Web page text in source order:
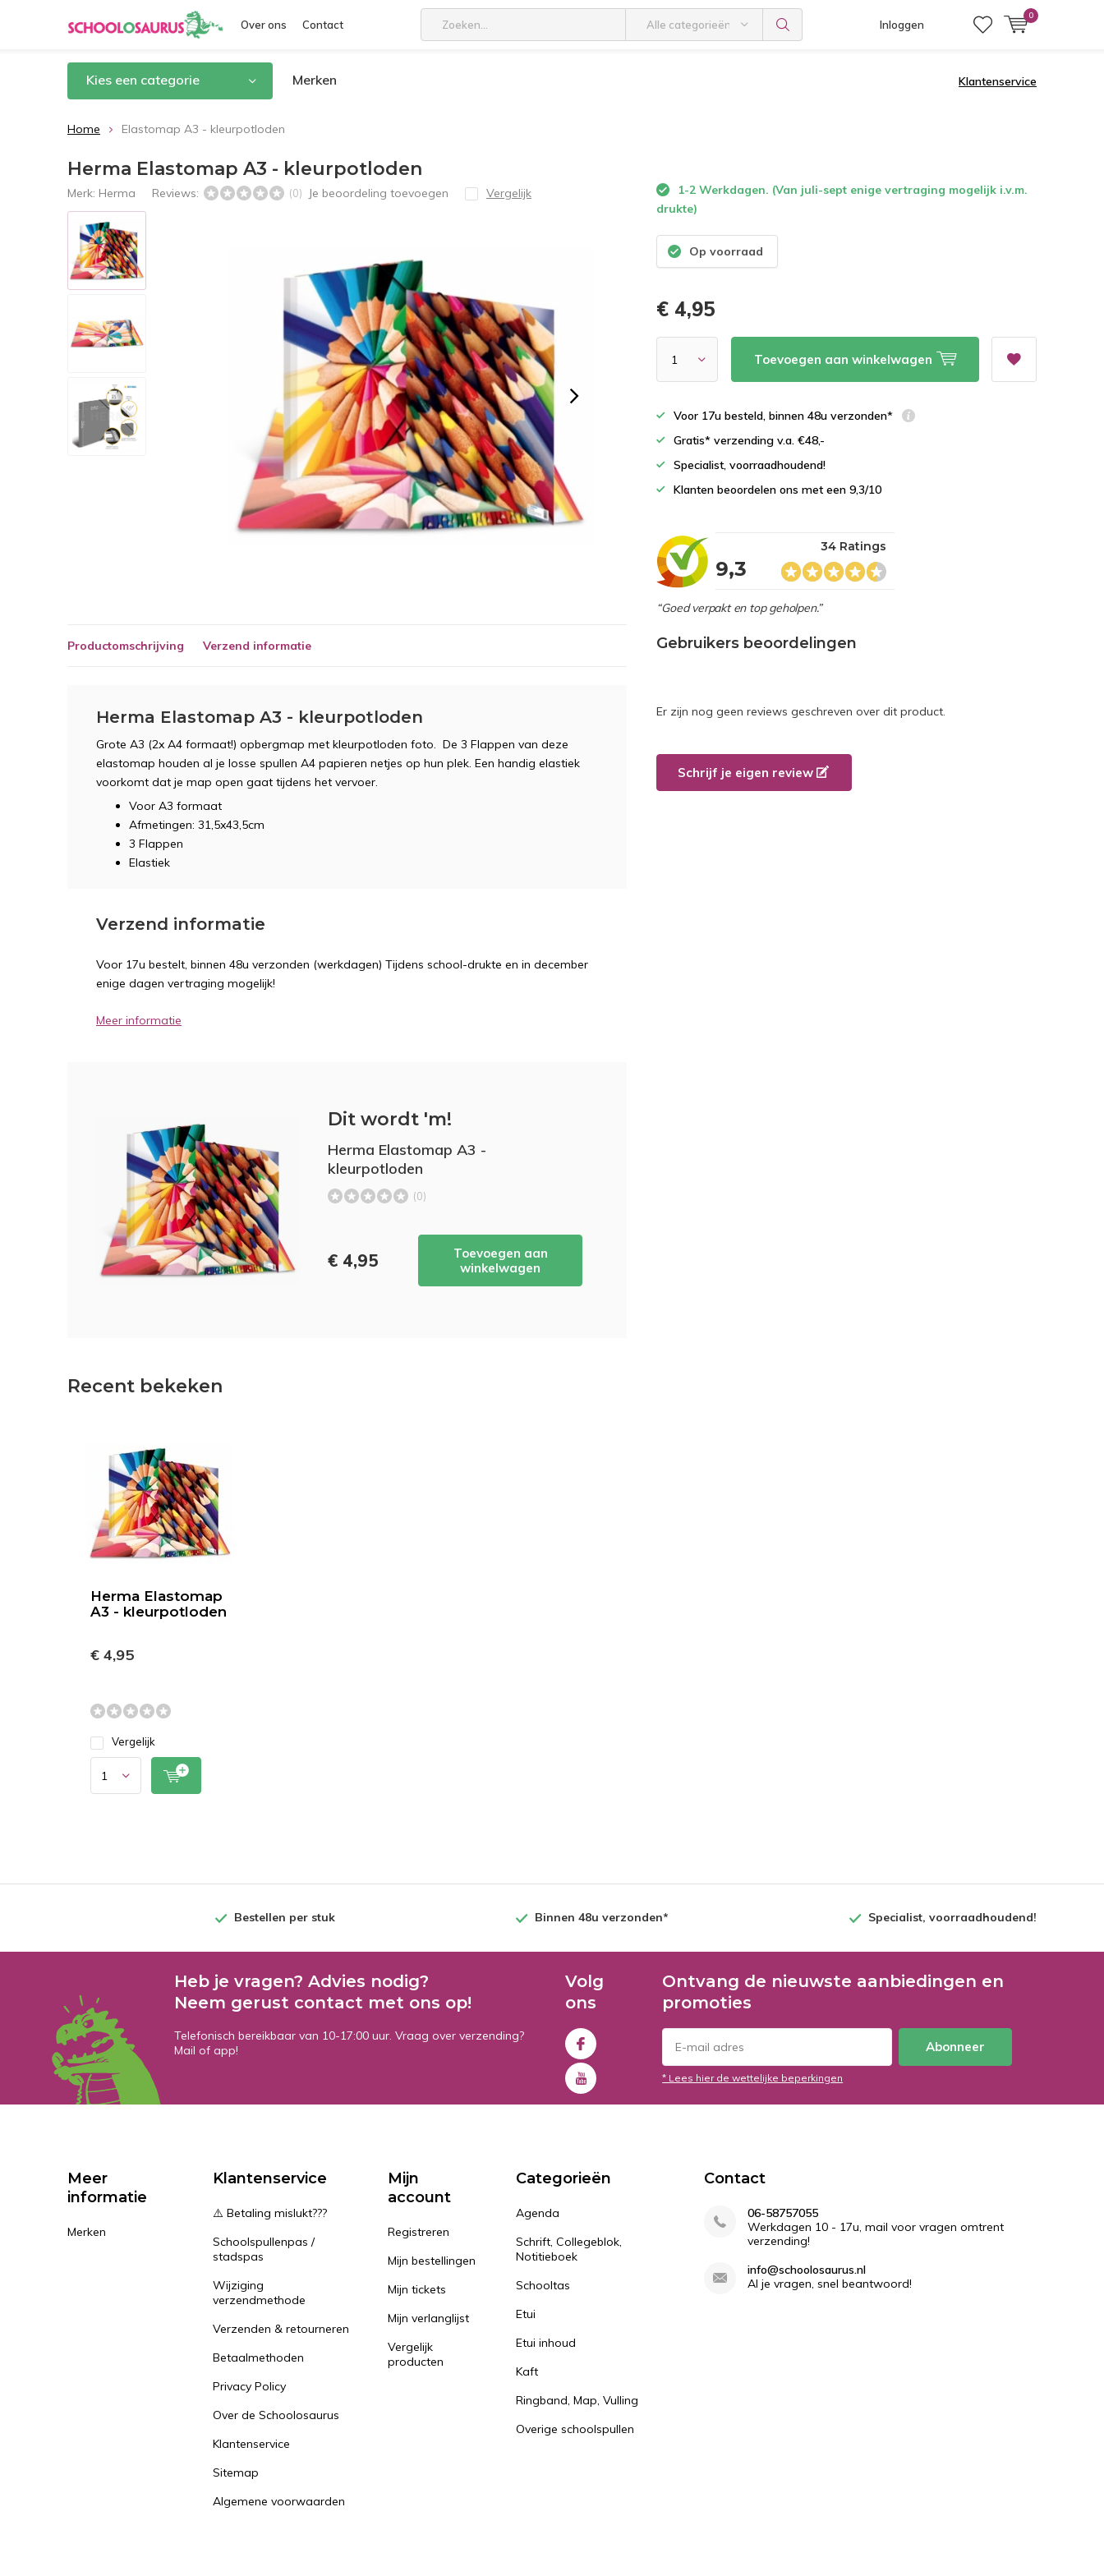
Over ons Contact Alle categorieën Inloggen
0
Kies een categorie Merken Klantenservice
Home Elastomap A3 - kleurpotloden
Herma Elastomap A3 - kleurpotloden
Merk: Herma Reviews: (0) Je beoordeling toevoegen Vergelijk
1-2 Werkdagen. (Van juli-sept enige vertraging mogelijk i.v.m.
drukte)
Op voorraad
€ 4,95
Toevoegen aan winkelwagen
Voor 17u besteld, binnen 48u verzonden*
Gratis* verzending v.a. €48,-
Specialist, voorraadhoudend!
Klanten beoordelen ons met een 9,3/10
9,3
34 Ratings
“Goed verpakt en top geholpen.”
Productomschrijving Verzend informatie
Herma Elastomap A3 - kleurpotloden
Grote A3 (2x A4 formaat!) opbergmap met kleurpotloden foto. De 3 Flappen van deze
elastomap houden al je losse spullen A4 papieren netjes op hun plek. Een handig elastiek
voorkomt dat je map open gaat tijdens het vervoer.
Voor A3 formaat
Afmetingen: 31,5x43,5cm
3 Flappen
Elastiek
Verzend informatie
Voor 17u bestelt, binnen 48u verzonden (werkdagen) Tijdens school-drukte en in december
enige dagen vertraging mogelijk!
Meer informatie
Dit wordt 'm!
Herma Elastomap A3 -
kleurpotloden
(0)
€ 4,95
Toevoegen aan
winkelwagen
Gebruikers beoordelingen
Er zijn nog geen reviews geschreven over dit product.
Schrijf je eigen review
Recent bekeken
Herma Elastomap
A3 - kleurpotloden
€ 4,95
Vergelijk
Bestellen per stuk Binnen 48u verzonden* Specialist, voorraadhoudend!
Heb je vragen? Advies nodig?
Neem gerust contact met ons op!
Telefonisch bereikbaar van 10-17:00 uur. Vraag over verzending?
Mail of app!
Volg
ons
Ontvang de nieuwste aanbiedingen en
promoties
Abonneer
* Lees hier de wettelijke beperkingen
Meer
informatie
Merken
Klantenservice
⚠️ Betaling mislukt???
Schoolspullenpas /
stadspas
Wijziging
verzendmethode
Verzenden & retourneren
Betaalmethoden
Privacy Policy
Over de Schoolosaurus
Klantenservice
Sitemap
Algemene voorwaarden
Mijn
account
Registreren
Mijn bestellingen
Mijn tickets
Mijn verlanglijst
Vergelijk
producten
Categorieën
Agenda
Schrift, Collegeblok,
Notitieboek
Schooltas
Etui
Etui inhoud
Kaft
Ringband, Map, Vulling
Overige schoolspullen
Contact
06-58757055
Werkdagen 10 - 17u, mail voor vragen omtrent
verzending!
info@schoolosaurus.nl
Al je vragen, snel beantwoord!